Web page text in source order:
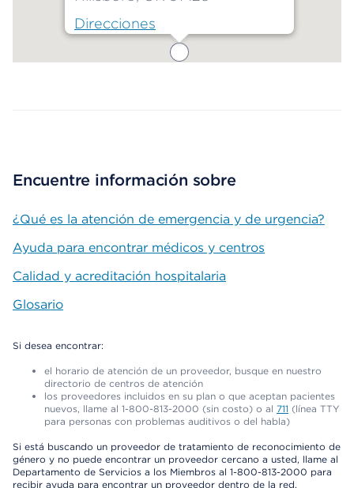
Direcciones
Encuentre información sobre
¿Qué es la atención de emergencia y de urgencia?
Ayuda para encontrar médicos y centros
Calidad y acreditación hospitalaria
Glosario
Si desea encontrar:
el horario de atención de un proveedor, busque en nuestro
directorio de centros de atención
los proveedores incluidos en su plan o que aceptan pacientes
nuevos, llame al 1-800-813-2000 (sin costo) o al 711 (línea TTY
para personas con problemas auditivos o del habla)
Si está buscando un proveedor de tratamiento de reconocimiento de
género y no puede encontrar un proveedor cercano a usted, llame al
Departamento de Servicios a los Miembros al 1-800-813-2000 para
recibir ayuda para encontrar un proveedor dentro de la red.